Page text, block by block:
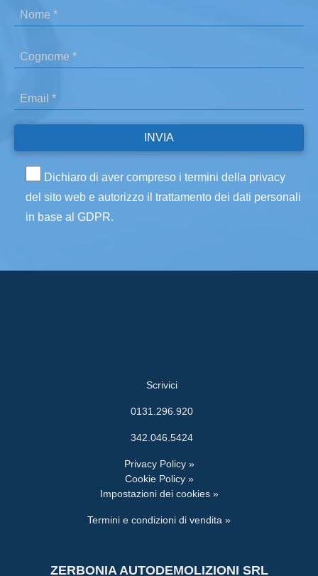
Dichiaro di aver compreso i termini della privacy
del sito web e autorizzo il trattamento dei dati personali
in base al GDPR.
Scrivici
0131.296.920
342.046.5424
Privacy Policy »
Cookie Policy »
Impostazioni dei cookies »
Termini e condizioni di vendita »
ZERBONIA AUTODEMOLIZIONI SRL